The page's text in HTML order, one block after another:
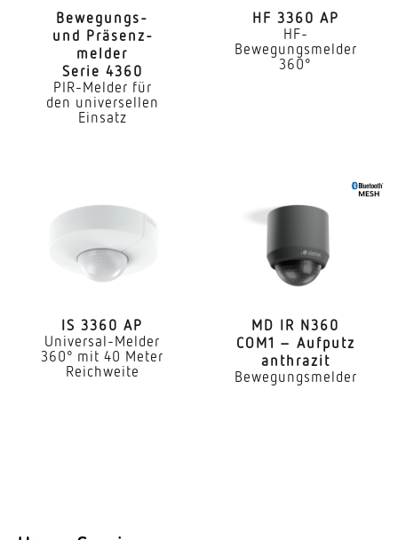
HF-Technik
Vernetzung
Vernetzung via
Anwendung, Ort
Anwendung, Raum
Funktionsraum / Nebenraum Treppenhaus WC /
Bewe­gungs-
und Präsenz­
melder
Serie 4360
PIR-Melder für
den universellen
Einsatz
HF 3360 AP
HF-
Bewegungsmelder
360°
IS 3360 AP
Universal-Melder
360° mit 40 Meter
Reichweite
MD IR N360
COM1 – Aufputz
anthrazit
Bewegungsmelder